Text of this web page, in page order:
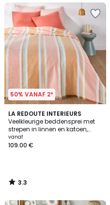
50% VANAF 2*
LA REDOUTE INTERIEURS
Veelkleurige beddensprei met
strepen in linnen en katoen,
Maisie
vanaf
109.00 €
3.3
/ 5
3.3
/